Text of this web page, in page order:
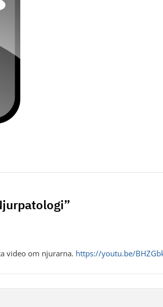
video om njurarna. https://youtu.be/